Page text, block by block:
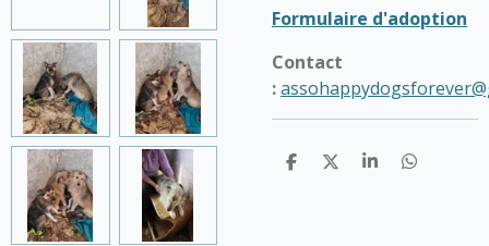
Formulaire d'adoption
Contact
:
P
P
P
P